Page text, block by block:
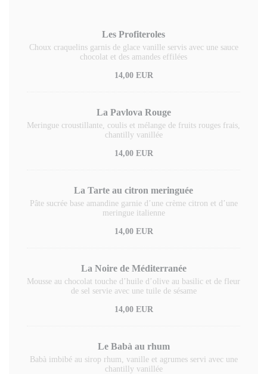
Les Profiteroles
Choux craquelins garnis de glace vanille servis avec une sauce
chocolat et des amandes effilées
14,00 EUR
La Pavlova Rouge
Meringue croustillante, coulis et mélange de fruits rouges frais,
chantilly vanillée
14,00 EUR
La Tarte au citron meringuée
Pâte sucrée base amandine garnie d’une crème citron et d’une
meringue italienne
14,00 EUR
La Noire de Méditerranée
Mousse au chocolat touche d’huile d’olive au basilic et de fleur
de sel servie avec une tuile de sésame
14,00 EUR
Le Babà au rhum
Babà imbibé au sirop rhum, vanille et agrumes servi avec une
chantilly vanillée